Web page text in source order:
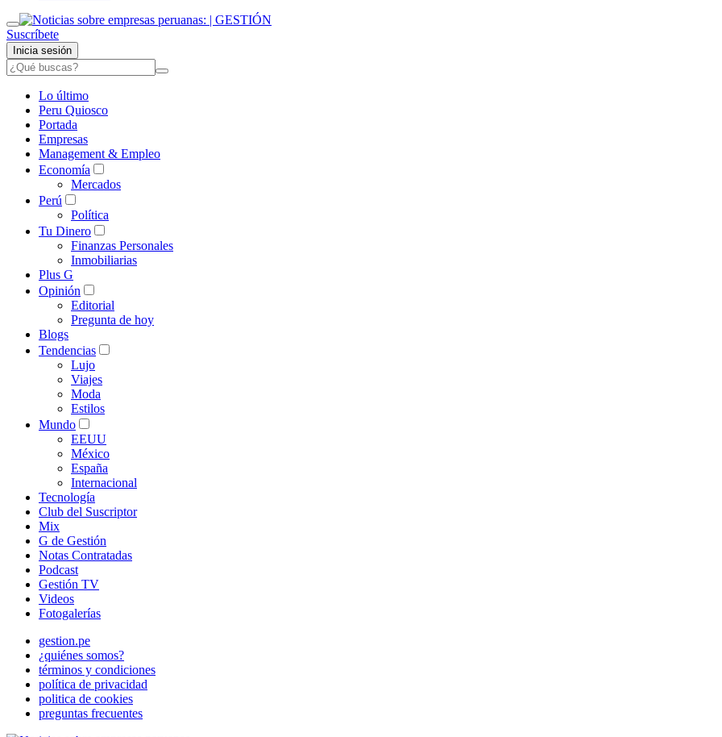
Suscríbete
Inicia sesión
Lo último
Peru Quiosco
Portada
Empresas
Management & Empleo
Economía
Mercados
Perú
Política
Tu Dinero
Finanzas Personales
Inmobiliarias
Plus G
Opinión
Editorial
Pregunta de hoy
Blogs
Tendencias
Lujo
Viajes
Moda
Estilos
Mundo
EEUU
México
España
Internacional
Tecnología
Club del Suscriptor
Mix
G de Gestión
Notas Contratadas
Podcast
Gestión TV
Videos
Fotogalerías
gestion.pe
¿quiénes somos?
términos y condiciones
política de privacidad
politica de cookies
preguntas frecuentes